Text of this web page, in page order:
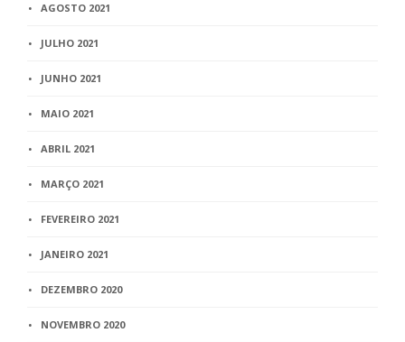
AGOSTO 2021
JULHO 2021
JUNHO 2021
MAIO 2021
ABRIL 2021
MARÇO 2021
FEVEREIRO 2021
JANEIRO 2021
DEZEMBRO 2020
NOVEMBRO 2020